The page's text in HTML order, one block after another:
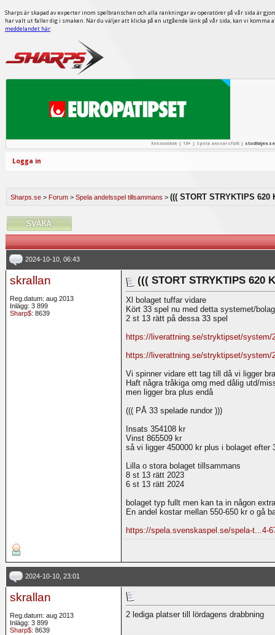
Sharps är skapad av experter inom spelbranschen och alla rankningar av operatörer på vår sida är
har valt ut faller dig i smaken. När du väljer att klicka på en utgående länk på vår sida, kan vi
meddelandet här.
Reklamlänk | 18+ | Spela ansvarsfullt | stodlinjen.se
Logga in
Sharps.se > Forum > Spela andelsspel tillsammans > ((( STORT STRYKTIPS 620
2024-10-10, 06:43
skrallan
Reg.datum: aug 2013
Inlägg: 3 899
Sharp$: 8639
((( STORT STRYKTIPS 620
Xl bolaget tuffar vidare
Kört 33 spel nu med detta systemet/bolag
2 st 13 rätt på dessa 33 spel
https://liverattning.se/stryktipset/system/
https://liverattning.se/stryktipset/system/
Vi spinner vidare ett tag till då vi ligger
Haft några tråkiga omg med dålig utd/
men ligger bra plus endå
((( PÅ 33 spelade rundor )))
Insats 354108 kr
Vinst 865509 kr
så vi ligger 450000 kr plus i bolaget efter
Lilla o stora bolaget tillsammans
8 st 13 rätt 2023
6 st 13 rätt 2024
bolaget typ fullt men kan ta in någon
En andel kostar mellan 550-650 kr o gå
https://spela.svenskaspel.se/spela-t...4-
2024-10-10, 23:01
skrallan
Reg.datum: aug 2013
Inlägg: 3 899
Sharp$: 8639
2 lediga platser till lördagens drabbning